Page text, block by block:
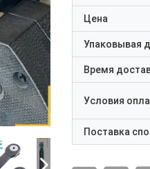
Цена
Упаковывая
Время
Условия
Поставка